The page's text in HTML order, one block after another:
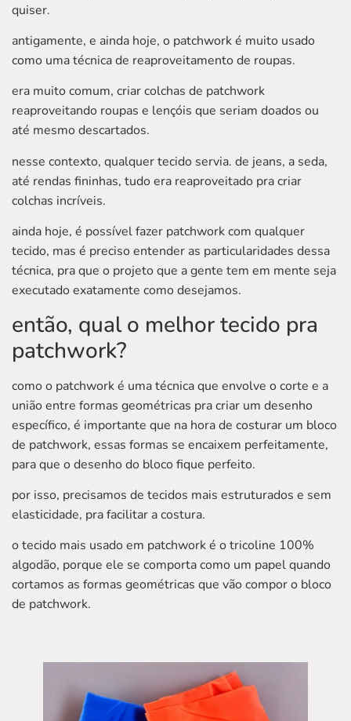
quiser.
antigamente, e ainda hoje, o patchwork é muito usado
como uma técnica de reaproveitamento de roupas.
era muito comum, criar colchas de patchwork
reaproveitando roupas e lençóis que seriam doados ou
até mesmo descartados.
nesse contexto, qualquer tecido servia. de jeans, a seda,
até rendas fininhas, tudo era reaproveitado pra criar
colchas incríveis.
ainda hoje, é possível fazer patchwork com qualquer
tecido, mas é preciso entender as particularidades dessa
técnica, pra que o projeto que a gente tem em mente seja
executado exatamente como desejamos.
então, qual o melhor tecido pra
patchwork?
como o patchwork é uma técnica que envolve o corte e a
união entre formas geométricas pra criar um desenho
específico, é importante que na hora de costurar um bloco
de patchwork, essas formas se encaixem perfeitamente,
para que o desenho do bloco fique perfeito.
por isso, precisamos de tecidos mais estruturados e sem
elasticidade, pra facilitar a costura.
o tecido mais usado em patchwork é o tricoline 100%
algodão, porque ele se comporta como um papel quando
cortamos as formas geométricas que vão compor o bloco
de patchwork.